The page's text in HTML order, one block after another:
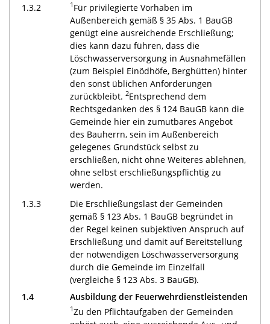
1.3.2
1 Für privilegierte Vorhaben im
Außenbereich gemäß § 35 Abs. 1 BauGB
genügt eine ausreichende Erschließung;
dies kann dazu führen, dass die
Löschwasserversorgung in Ausnahmefällen
(zum Beispiel Einödhöfe, Berghütten) hinter
den sonst üblichen Anforderungen
zurückbleibt. 2Entsprechend dem
Rechtsgedanken des § 124 BauGB kann die
Gemeinde hier ein zumutbares Angebot
des Bauherrn, sein im Außenbereich
gelegenes Grundstück selbst zu
erschließen, nicht ohne Weiteres ablehnen,
ohne selbst erschließungspflichtig zu
werden.
1.3.3
Die Erschließungslast der Gemeinden
gemäß § 123 Abs. 1 BauGB begründet in
der Regel keinen subjektiven Anspruch auf
Erschließung und damit auf Bereitstellung
der notwendigen Löschwasserversorgung
durch die Gemeinde im Einzelfall
(vergleiche § 123 Abs. 3 BauGB).
1.4
Ausbildung der Feuerwehrdienstleistenden
1Zu den Pflichtaufgaben der Gemeinden